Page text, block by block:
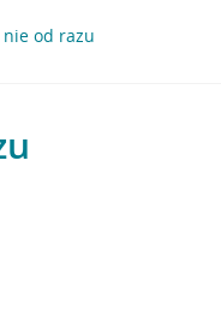
nie od razu